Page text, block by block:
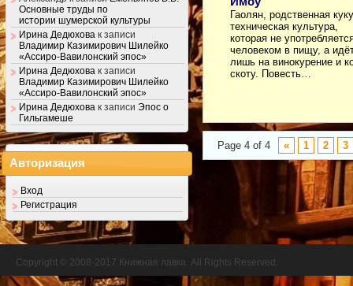
Гаолян, родственная
техническая культура,
которая не
человеком в пищу, а
лишь на винокурение и
скоту. Повесть…
Page 4 of 4 « 1 2 3
Основные труды по
истории шумерской культуры
Ирина Дедюхова к записи
Владимир Казимирович Шилейко
«Ассиро-Вавилонский эпос»
Ирина Дедюхова к записи
Владимир Казимирович Шилейко
«Ассиро-Вавилонский эпос»
Ирина Дедюхова к записи Эпос о
Гильгамеше
Авторизация
Вход
Регистрация
Copyright © 2008-2017 Книжная лавка. All Rights Reserved.